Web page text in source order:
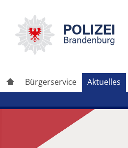
Bürgerservice Aktuelles